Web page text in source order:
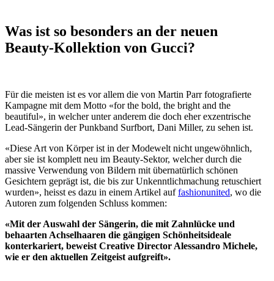
Was ist so besonders an der neuen
Beauty-Kollektion von Gucci?
Für die meisten ist es vor allem die von Martin Parr fotografierte
Kampagne mit dem Motto «for the bold, the bright and the
beautiful», in welcher unter anderem die doch eher exzentrische
Lead-Sängerin der Punkband Surfbort, Dani Miller, zu sehen ist.
«Diese Art von Körper ist in der Modewelt nicht ungewöhnlich,
aber sie ist komplett neu im Beauty-Sektor, welcher durch die
massive Verwendung von Bildern mit übernatürlich schönen
Gesichtern geprägt ist, die bis zur Unkenntlichmachung retuschiert
wurden», heisst es dazu in einem Artikel auffashionunited, wo die
Autoren zum folgenden Schluss kommen:
«Mit der Auswahl der Sängerin, die mit Zahnlücke und
behaarten Achselhaaren die gängigen Schönheitsideale
konterkariert, beweist Creative Director Alessandro Michele,
wie er den aktuellen Zeitgeist aufgreift».